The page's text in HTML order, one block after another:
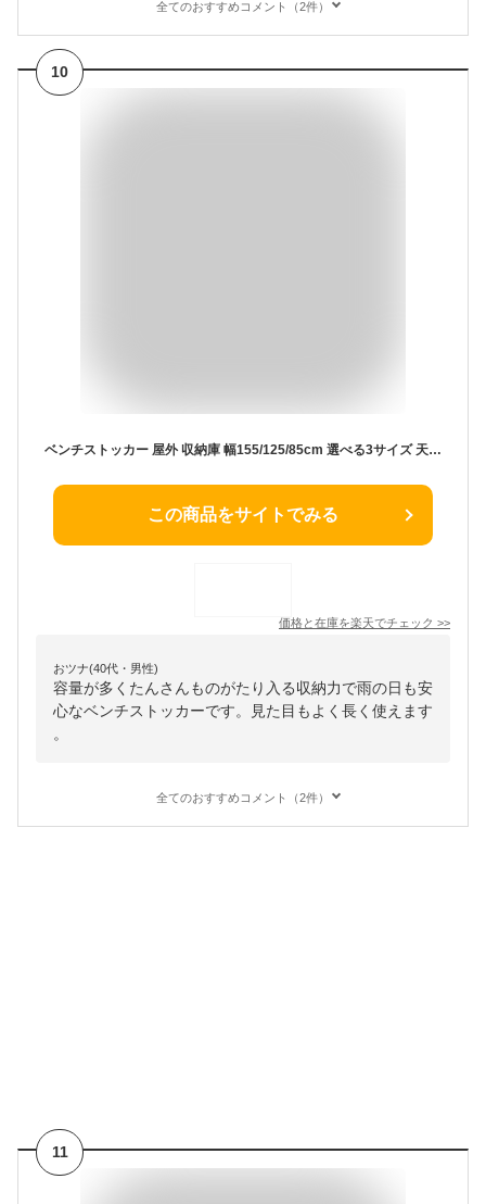
全てのおすすめコメント（2件）
10
ベンチストッカー 屋外 収納庫 幅155/125/85cm 選べる3サイズ 天板耐荷重100kg マルチストッカー 物置 スチール収納庫 屋外収納庫 灯油缶収納 ガーデンベンチ おしゃれ 屋外ゴミ箱 ダストストッカー ペールストッカー山善 YAMAZEN ガーデンマスター 【送料無料】
この商品をサイトでみる
価格と在庫を楽天でチェック >>
おツナ(40代・男性)
容量が多くたんさんものがたり入る収納力で雨の日も安
心なベンチストッカーです。見た目もよく長く使えます
。
全てのおすすめコメント（2件）
11